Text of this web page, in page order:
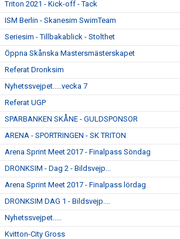
Triton 2021 - Kick-off - Tack
ISM Berlin - Skanesim SwimTeam
Seriesim - Tillbakablick - Stolthet
Öppna Skånska Mastersmästerskapet
Referat Dronksim
Nyhetssvejpet.....vecka 7
Referat UGP
SPARBANKEN SKÅNE - GULDSPONSOR
ARENA - SPORTRINGEN - SK TRITON
Arena Sprint Meet 2017 - Finalpass Söndag
DRONKSIM - Dag 2 - Bildsvejp...
Arena Sprint Meet 2017 - Finalpass lördag
DRONKSIM DAG 1 - Bildsvejp....
Nyhetssvejpet.....
Kvitton-City Gross